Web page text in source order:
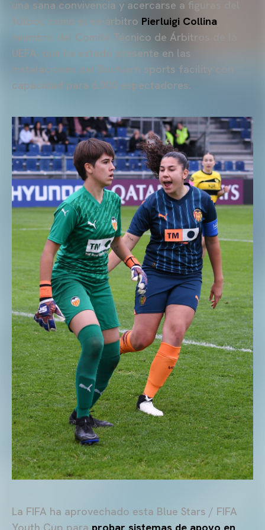
una sana convivencia y acercarse a figuras del
fútbol, como el ex-árbitro Pierluigi Collina
miembro del Comité Técnico de Árbitros de la
UEFA, que ha estado presente en las
instalaciones del Buchlern sports facility con
capacidad para 6.000 espectadores.
La FIFA ha aprovechado esta Blue Stars / FIFA
Youth Cup para probar sistemas de apoyo en